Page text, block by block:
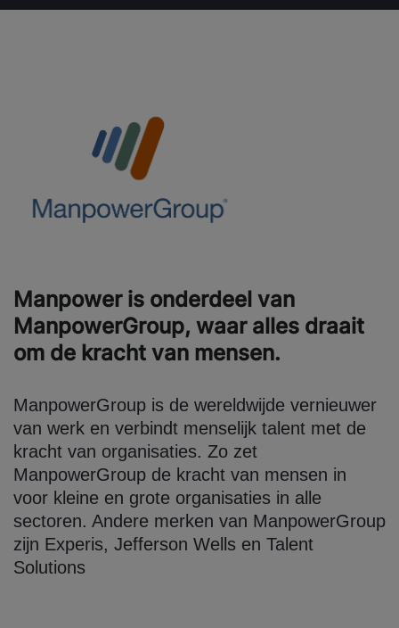
Manpower is onderdeel van
ManpowerGroup, waar alles draait
om de kracht van mensen.
ManpowerGroup is de wereldwijde vernieuwer
van werk en verbindt menselijk talent met de
kracht van organisaties. Zo zet
ManpowerGroup de kracht van mensen in
voor kleine en grote organisaties in alle
sectoren. Andere merken van ManpowerGroup
zijn Experis, Jefferson Wells en Talent
Solutions